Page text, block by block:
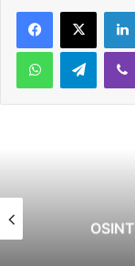
WhatsApp